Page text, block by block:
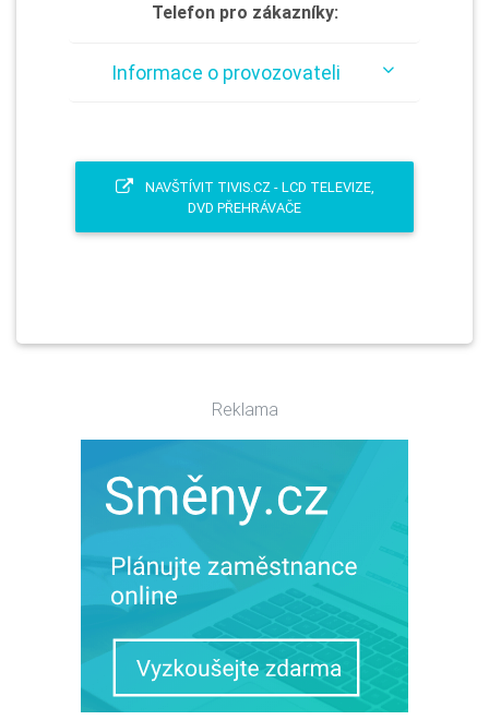
Telefon pro zákazníky:
Informace o provozovateli
NAVŠTÍVIT TIVIS.CZ - LCD TELEVIZE,
DVD PŘEHRÁVAČE
Reklama